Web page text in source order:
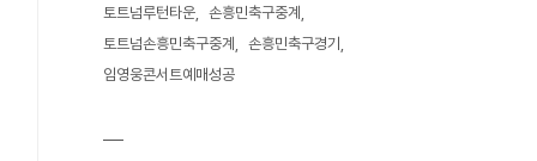
토트넘루턴타운
손흥민축구중계
토트넘손흥민축구중계
손흥민축구경기
임영웅콘서트예매성공